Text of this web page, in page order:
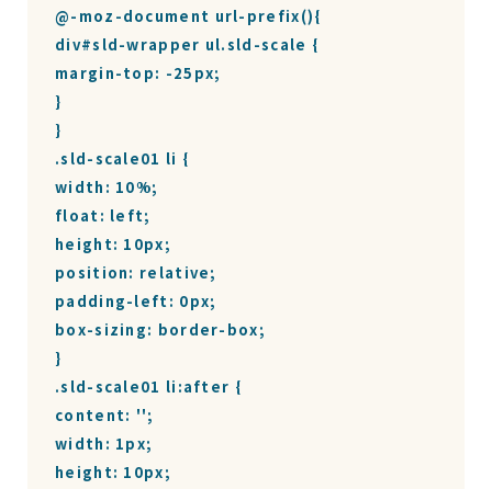
@-moz-document url-prefix(){
div#sld-wrapper ul.sld-scale {
margin-top: -25px;
}
}
.sld-scale01 li {
width: 10%;
float: left;
height: 10px;
position: relative;
padding-left: 0px;
box-sizing: border-box;
}
.sld-scale01 li:after {
content: '';
width: 1px;
height: 10px;